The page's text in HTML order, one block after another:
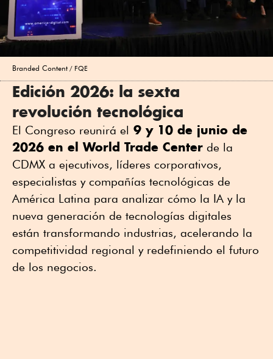
Branded Content FQE
Edición 2026: la sexta
revolución tecnológica
El Congreso reunirá el 9 y 10 de junio de
2026 en el World Trade Center de la
CDMX a ejecutivos, líderes corporativos,
especialistas y compañías tecnológicas de
América Latina para analizar cómo la IA y la
nueva generación de tecnologías digitales
están transformando industrias, acelerando la
competitividad regional y redefiniendo el futuro
de los negocios.